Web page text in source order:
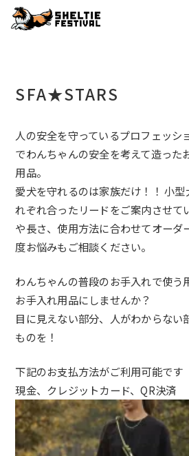
SFA★STARS
人の安全を守っているプロフェッシ
でわんちゃんの安全を考えて造った
用品。
愛犬を守れるのは家族だけ！！ 小
れぞれ合ったリードをご案内させて
や長さ、使用方法に合わせてオーダ
度お悩みもご相談ください。
わんちゃんの普段のお手入れで使う
お手入れ用品にしませんか？
目に見えない部分、人がわからない
ものを！
下記のお支払方法がご利用可能です
現金、クレジットカード、QR決済